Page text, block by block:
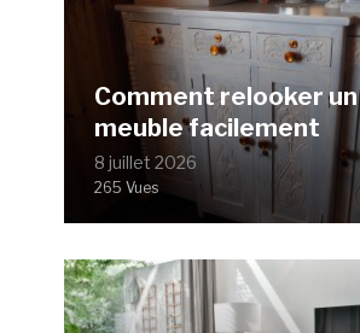
Comment relooker un
meuble facilement
8 juillet 2026
265 Vues